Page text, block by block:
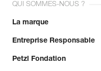
QUI SOMMES-NOUS ?
La marque
Entreprise Responsable
Petzl Fondation